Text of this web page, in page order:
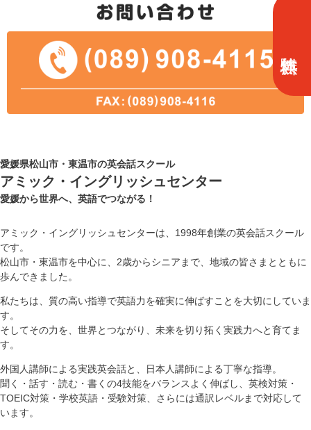
愛媛県松山市・東温市の英会話スクール
アミック・イングリッシュセンター
愛媛から世界へ、英語でつながる！
アミック・イングリッシュセンターは、1998年創業の英会話スクール
です。
松山市・東温市を中心に、2歳からシニアまで、地域の皆さまとともに
歩んできました。
私たちは、質の高い指導で英語力を確実に伸ばすことを大切にしていま
す。
そしてその力を、世界とつながり、未来を切り拓く実践力へと育てま
す。
外国人講師による実践英会話と、日本人講師による丁寧な指導。
聞く・話す・読む・書くの4技能をバランスよく伸ばし、英検対策・
TOEIC対策・学校英語・受験対策、さらには通訳レベルまで対応して
います。